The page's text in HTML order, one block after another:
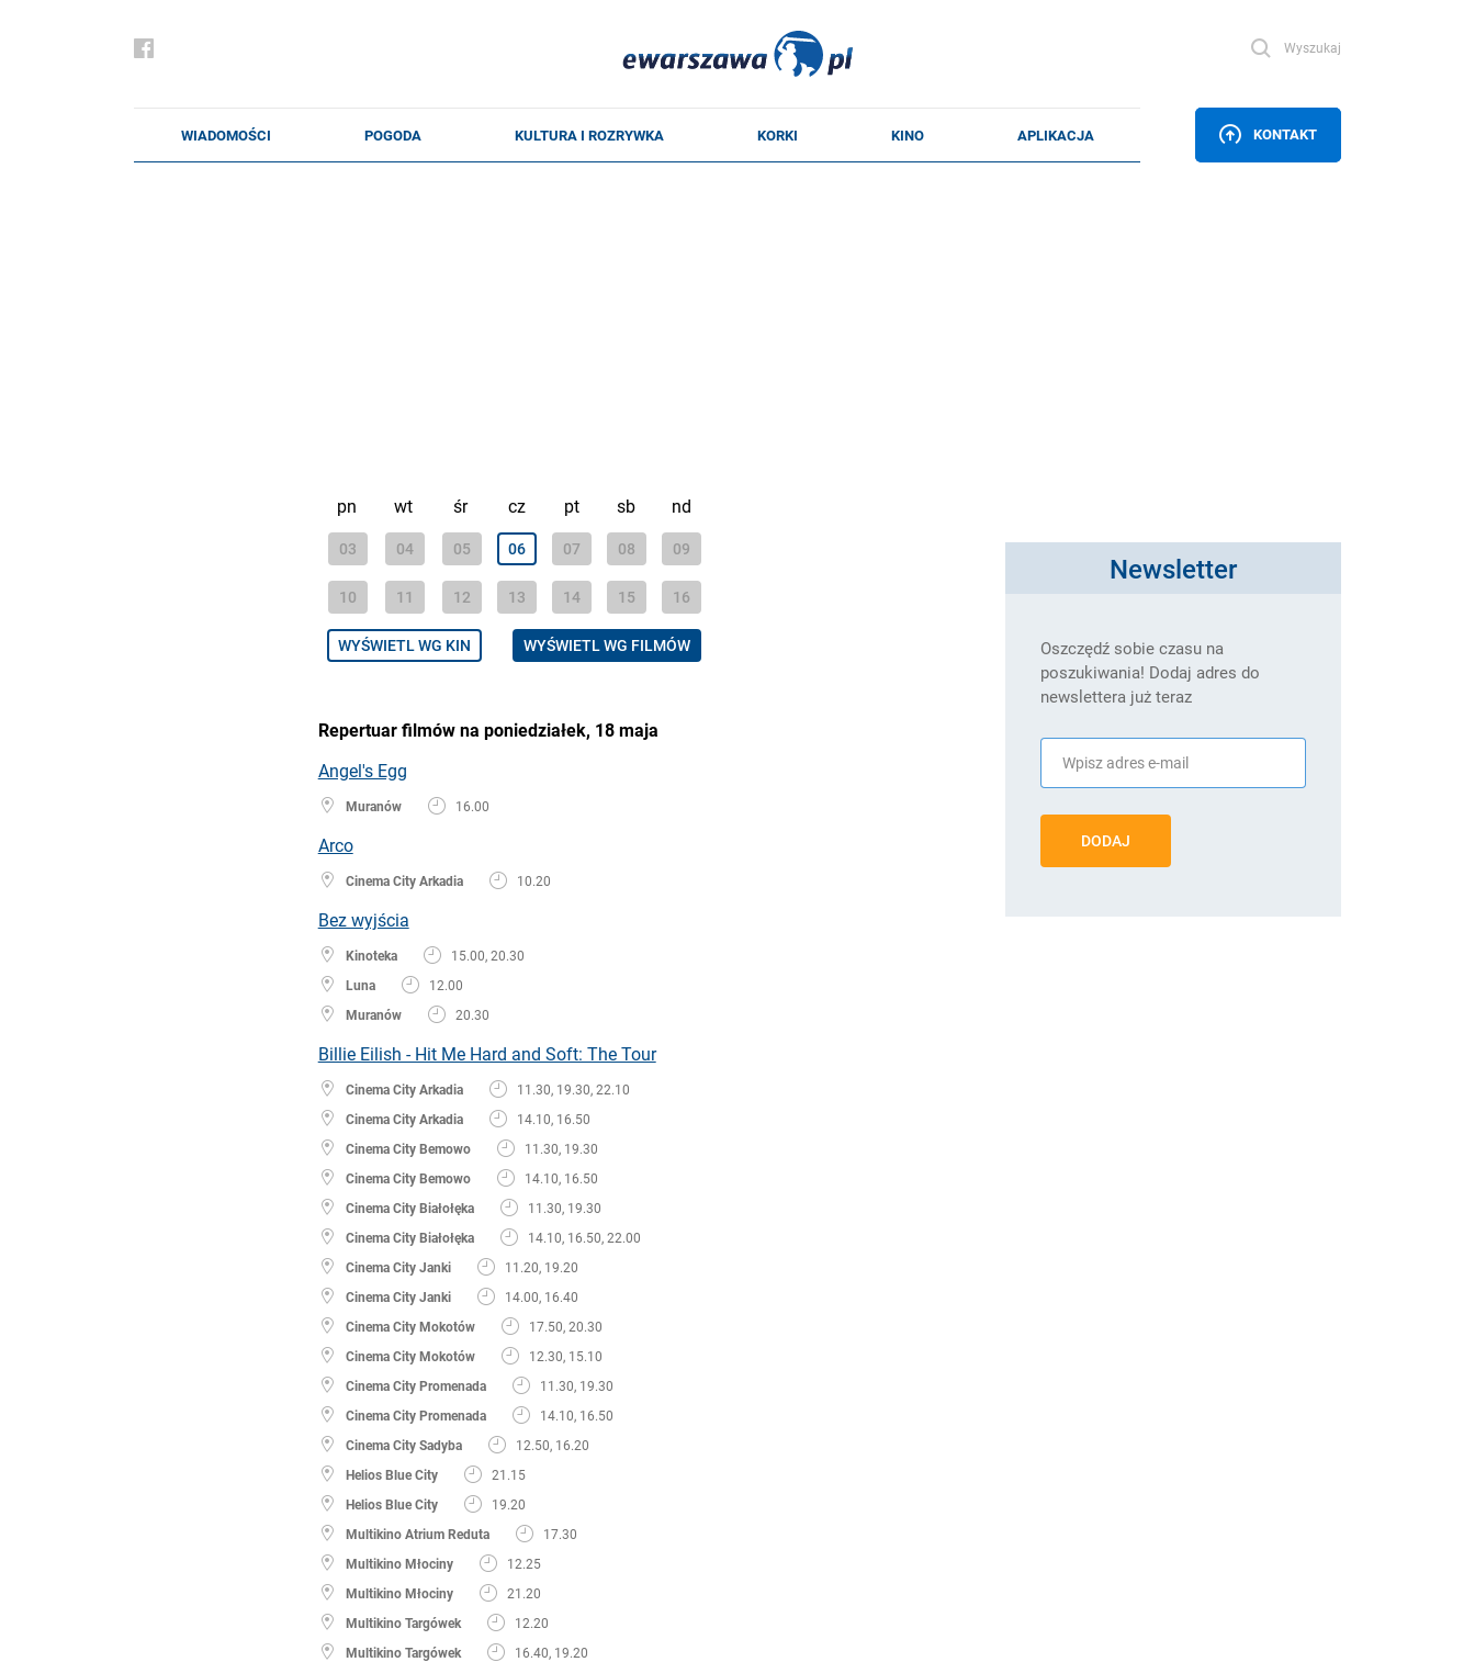
Wyszukaj
KONTAKT
pn wt śr cz pt sb nd
03 04 05 06 07 08 09
10 11 12 13 14 15 16
WYŚWIETL WG KIN WYŚWIETL WG FILMÓW
Repertuar filmów na poniedziałek, 18 maja
Angel's Egg
Muranów 16.00
Arco
Cinema City Arkadia 10.20
Bez wyjścia
Kinoteka
15.00, 20.30
Luna
12.00
Muranów
20.30
Billie Eilish - Hit Me Hard and Soft: The Tour
Cinema City Arkadia
11.30, 19.30, 22.10
Cinema City Arkadia
14.10, 16.50
Cinema City Bemowo
11.30, 19.30
Cinema City Bemowo
14.10, 16.50
Cinema City Białołęka
11.30, 19.30
Cinema City Białołęka
14.10, 16.50, 22.00
Cinema City Janki
11.20, 19.20
Cinema City Janki
14.00, 16.40
Cinema City Mokotów
17.50, 20.30
Cinema City Mokotów
12.30, 15.10
Cinema City Promenada
11.30, 19.30
Cinema City Promenada
14.10, 16.50
Cinema City Sadyba
12.50, 16.20
Helios Blue City
21.15
Helios Blue City
19.20
Multikino Atrium Reduta
17.30
Multikino Młociny
12.25
Multikino Młociny
21.20
Multikino Targówek
12.20
Multikino Targówek
16.40, 19.20
Newsletter
Oszczędź sobie czasu na
poszukiwania! Dodaj adres do
newslettera już teraz
DODAJ